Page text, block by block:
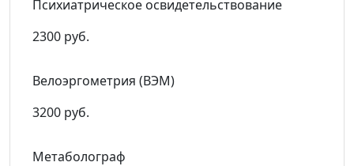
Психиатрическое освидетельствование
2300 руб.
Велоэргометрия (ВЭМ)
3200 руб.
Метаболограф